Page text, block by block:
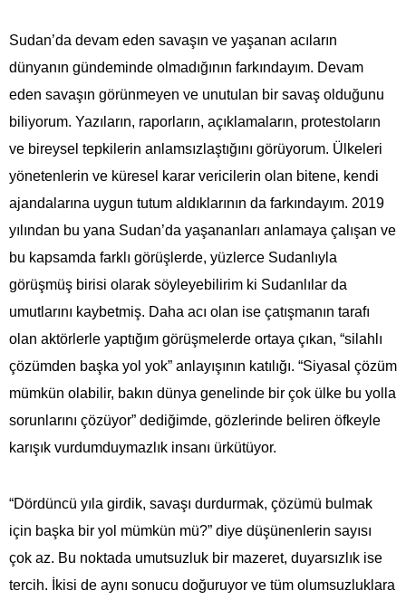
Sudan’da devam eden savaşın ve yaşanan acıların
dünyanın gündeminde olmadığının farkındayım. Devam
eden savaşın görünmeyen ve unutulan bir savaş olduğunu
biliyorum. Yazıların, raporların, açıklamaların, protestoların
ve bireysel tepkilerin anlamsızlaştığını görüyorum. Ülkeleri
yönetenlerin ve küresel karar vericilerin olan bitene, kendi
ajandalarına uygun tutum aldıklarının da farkındayım. 2019
yılından bu yana Sudan’da yaşananları anlamaya çalışan ve
bu kapsamda farklı görüşlerde, yüzlerce Sudanlıyla
görüşmüş birisi olarak söyleyebilirim ki Sudanlılar da
umutlarını kaybetmiş. Daha acı olan ise çatışmanın tarafı
olan aktörlerle yaptığım görüşmelerde ortaya çıkan, “silahlı
çözümden başka yol yok” anlayışının katılığı. “Siyasal çözüm
mümkün olabilir, bakın dünya genelinde bir çok ülke bu yolla
sorunlarını çözüyor” dediğimde, gözlerinde beliren öfkeyle
karışık vurdumduymazlık insanı ürkütüyor.
“Dördüncü yıla girdik, savaşı durdurmak, çözümü bulmak
için başka bir yol mümkün mü?” diye düşünenlerin sayısı
çok az. Bu noktada umutsuzluk bir mazeret, duyarsızlık ise
tercih. İkisi de aynı sonucu doğuruyor ve tüm olumsuzluklara